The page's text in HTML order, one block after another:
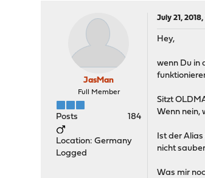
JasMan
Full Member
Posts 184
Location: Germany
Logged
July 21,
Hey,
wenn Du in
Sitzt
Wenn nein,
Ist der
nicht
Was mir